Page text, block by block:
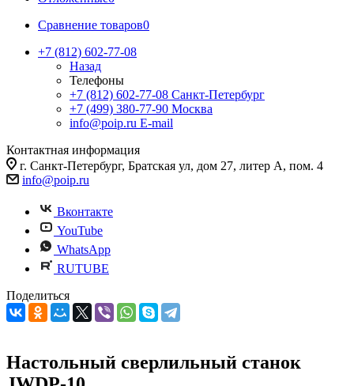
Сравнение товаров0
+7 (812) 602-77-08
Назад
Телефоны
+7 (812) 602-77-08 Санкт-Петербург
+7 (499) 380-77-90 Москва
info@poip.ru E-mail
Контактная информация
г. Санкт-Петербург, Братская ул, дом 27, литер А, пом. 4
info@poip.ru
Вконтакте
YouTube
WhatsApp
RUTUBE
Поделиться
Настольный сверлильный станок